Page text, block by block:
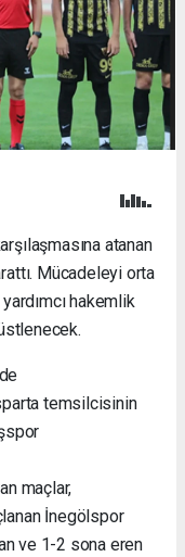
atanan
Mücadeleyi orta
hakemlik
temsilcisinin
maçlar,
İnegölspor
ve 1-2 sona eren